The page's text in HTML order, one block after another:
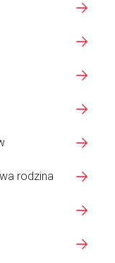
rodzina